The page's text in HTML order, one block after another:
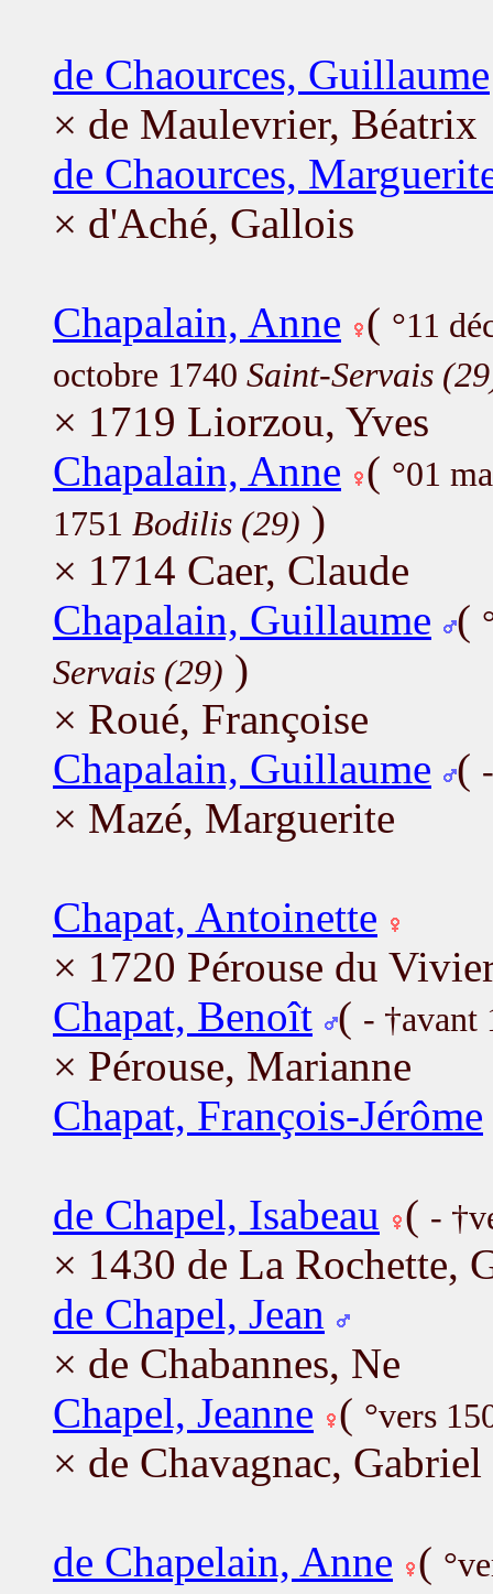
de Chaources, Guillaume
× de Maulevrier, Béatrix
de Chaources,
× d'Aché, Gallois
Chapalain, Anne ( °11
octobre 1740 Saint-Servais
× 1719 Liorzou, Yves
Chapalain, Anne ( °01
1751 Bodilis (29) )
× 1714 Caer, Claude
Chapalain, Guillaume (
Servais (29) )
× Roué, Françoise
Chapalain, Guillaume (
× Mazé, Marguerite
Chapat, Antoinette
× 1720 Pérouse du
Chapat, Benoît ( - †avant
× Pérouse, Marianne
Chapat, François-Jérôme
de Chapel, Isabeau ( -
× 1430 de La Rochette,
de Chapel, Jean
× de Chabannes, Ne
Chapel, Jeanne ( °vers
× de Chavagnac, Gabriel
de Chapelain, Anne (